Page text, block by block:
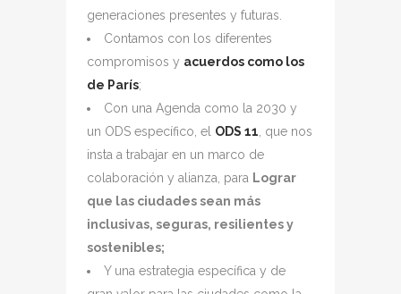
generaciones presentes y futuras.
Contamos con los diferentes
compromisos y acuerdos como los
de París;
Con una Agenda como la 2030 y
un ODS específico, el ODS 11 , que nos
insta a trabajar en un marco de
colaboración y alianza, para Lograr
que las ciudades sean más
inclusivas, seguras, resilientes y
sostenibles;
Y una estrategia específica y de